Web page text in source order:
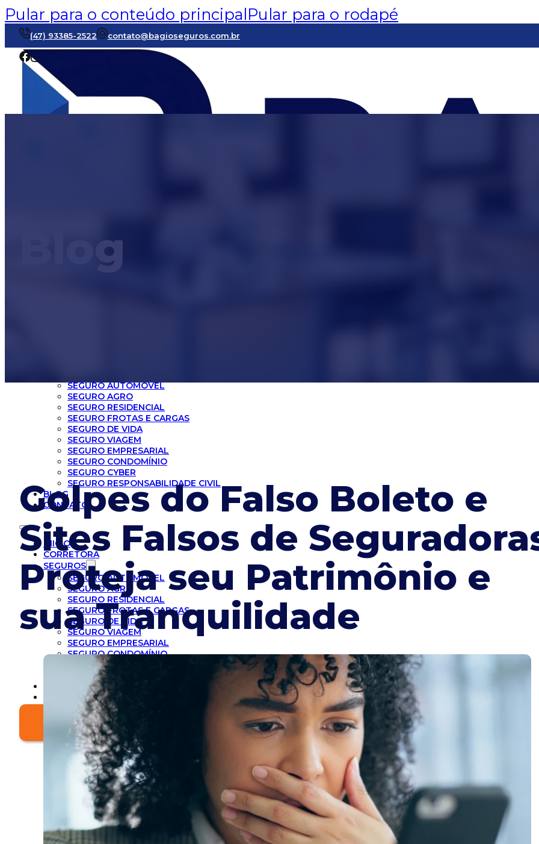
Pular para o conteúdo principalPular para o rodapé
(47) 93385-2522 contato@bagioseguros.com.br
SEGURO AUTOMÓVEL
SEGURO AGRO
SEGURO RESIDENCIAL
SEGURO FROTAS E CARGAS
SEGURO DE VIDA
SEGURO VIAGEM
SEGURO EMPRESARIAL
SEGURO CONDOMÍNIO
SEGURO CYBER
SEGURO RESPONSABILIDADE CIVIL
BLOG
CONTATO
INICIO
CORRETORA
SEGUROS
SEGURO AUTOMÓVEL
SEGURO AGRO
SEGURO RESIDENCIAL
SEGURO FROTAS E CARGAS
SEGURO DE VIDA
SEGURO VIAGEM
SEGURO EMPRESARIAL
SEGURO CONDOMÍNIO
SEGURO CYBER
SEGURO RESPONSABILIDADE CIVIL
CONTATO
Solicite Cotação
Blog
Golpes do Falso Boleto e
Sites Falsos de
Proteja seu Patrimônio e
sua Tranquilidade